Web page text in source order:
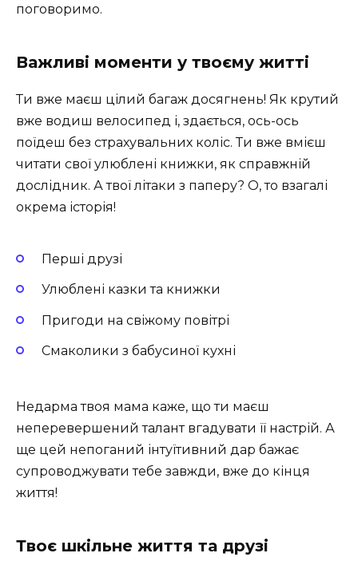
поговоримо.
Важливі моменти у твоєму житті
Ти вже маєш цілий багаж досягнень! Як крутий
вже водиш велосипед і, здається, ось-ось
поїдеш без страхувальних коліс. Ти вже вмієш
читати свої улюблені книжки, як справжній
дослідник. А твої літаки з паперу? О, то взагалі
окрема історія!
Перші друзі
Улюблені казки та книжки
Пригоди на свіжому повітрі
Смаколики з бабусиної кухні
Недарма твоя мама каже, що ти маєш
неперевершений талант вгадувати її настрій. А
ще цей непоганий інтуїтивний дар бажає
супроводжувати тебе завжди, вже до кінця
життя!
Твоє шкільне життя та друзі